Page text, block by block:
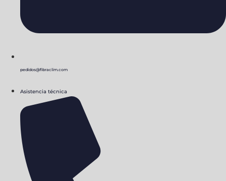
pedidos@fibraclim.com
Asistencia técnica